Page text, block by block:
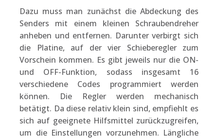
Dazu muss man zunächst die Abdeckung des
Senders mit einem kleinen Schraubendreher
anheben und entfernen. Darunter verbirgt sich
die Platine, auf der vier Schieberegler zum
Vorschein kommen. Es gibt jeweils nur die ON-
und OFF-Funktion, sodass insgesamt 16
verschiedene Codes programmiert werden
können. Die Regler werden mechanisch
betätigt. Da diese relativ klein sind, empfiehlt es
sich auf geeignete Hilfsmittel zurückzugreifen,
um die Einstellungen vorzunehmen. Längliche